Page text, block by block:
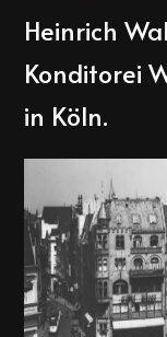
Heinrich
Konditorei
in Köln.